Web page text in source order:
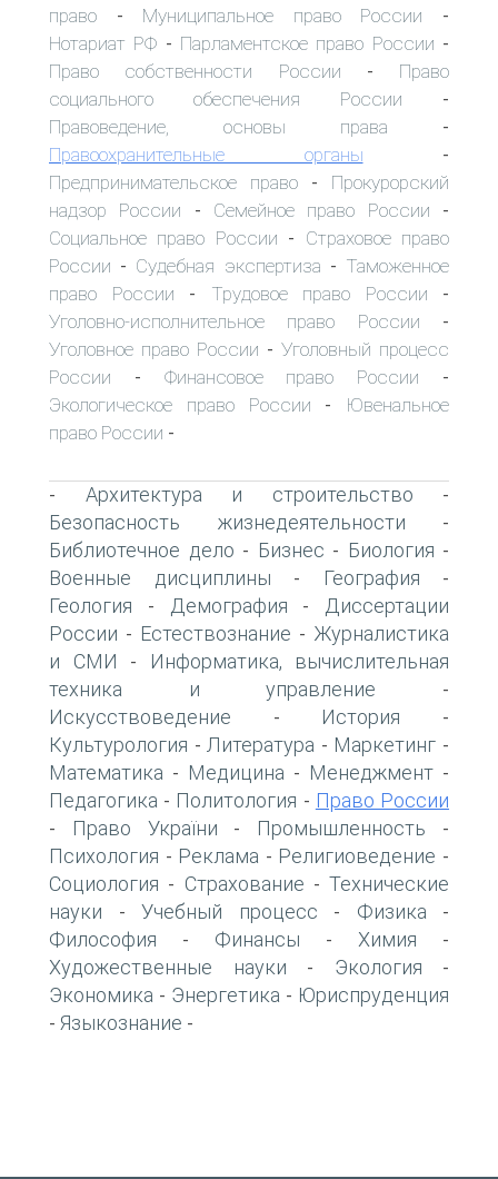
право - Муниципальное право России -
Нотариат РФ - Парламентское право России -
Право собственности России - Право
социального обеспечения России -
Правоведение, основы права -
Правоохранительные органы -
Предпринимательское право - Прокурорский
надзор России - Семейное право России -
Социальное право России - Страховое право
России - Судебная экспертиза - Таможенное
право России - Трудовое право России -
Уголовно-исполнительное право России -
Уголовное право России - Уголовный процесс
России - Финансовое право России -
Экологическое право России -
Ювенальное
право России -
- Архитектура и строительство -
Безопасность жизнедеятельности -
Библиотечное дело - Бизнес - Биология -
Военные дисциплины - География -
Геология - Демография -
Диссертации
России - Естествознание - Журналистика
и СМИ -
Информатика, вычислительная
техника и управление -
Искусствоведение - История -
Культурология - Литература - Маркетинг -
Математика - Медицина - Менеджмент -
Педагогика - Политология - Право России
- Право України - Промышленность -
Психология - Реклама - Религиоведение -
Социология - Страхование - Технические
науки - Учебный процесс - Физика -
Философия - Финансы - Химия -
Художественные науки - Экология -
Экономика - Энергетика - Юриспруденция
- Языкознание -